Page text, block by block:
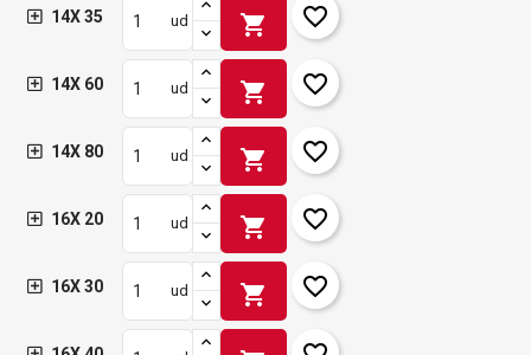
14X 35 ud shopping_cart favorite_border
14X 60 ud shopping_cart favorite_border
14X 80 ud shopping_cart favorite_border
16X 20 ud shopping_cart favorite_border
16X 30 ud shopping_cart favorite_border